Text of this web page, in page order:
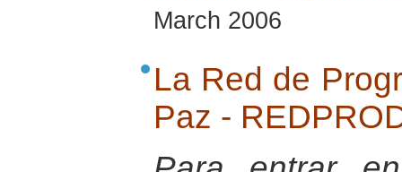
March 2006
La Red de
Paz -